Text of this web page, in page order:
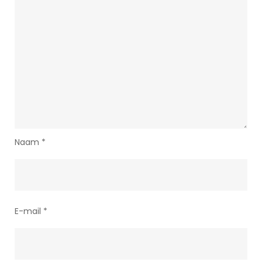
Naam *
E-mail *